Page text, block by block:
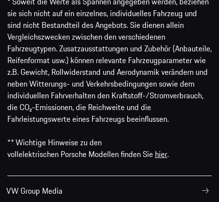
sie sich nicht auf ein einzelnes, individuelles Fahrzeug und
sind nicht Bestandteil des Angebots. Sie dienen allein
Vergleichszwecken zwischen den verschiedenen
Fahrzeugtypen. Zusatzausstattungen und Zubehör (Anbauteile,
Reifenformat usw.) können relevante Fahrzeugparameter wie
z.B. Gewicht, Rollwiderstand und Aerodynamik verändern und
neben Witterungs- und Verkehrsbedingungen sowie dem
individuellen Fahrverhalten den Kraftstoff-/Stromverbrauch,
die CO₂-Emissionen, die Reichweite und die
Fahrleistungswerte eines Fahrzeugs beeinflussen.
** Wichtige Hinweise zu den
vollelektrischen Porsche Modellen finden Sie hier.
VW Group Media